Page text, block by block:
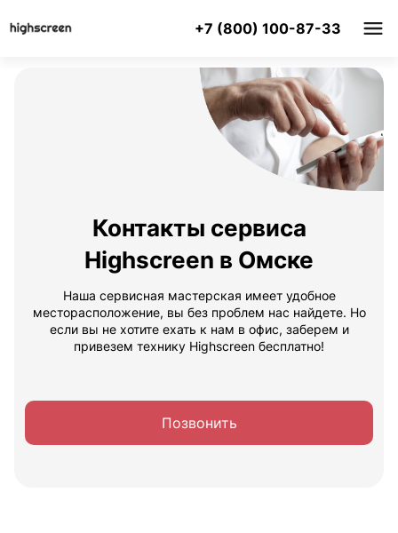
+7 (800) 100-87-33
Контакты сервиса
Highscreen в Омске
Наша сервисная мастерская имеет удобное
месторасположение, вы без проблем нас найдете. Но
если вы не хотите ехать к нам в офис, заберем и
привезем технику Highscreen бесплатно!
Позвонить